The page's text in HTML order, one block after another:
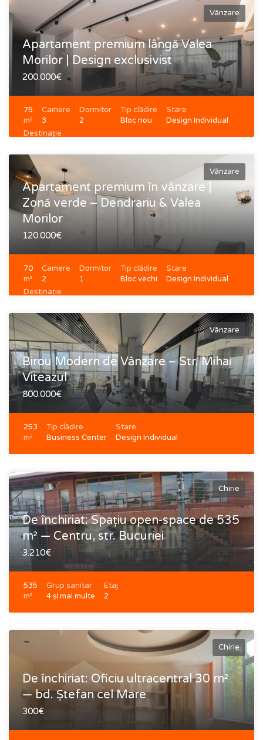
Vânzare
Apartament premium lângă Valea
Morilor | Design exclusivist
200.000€
75
m²
Camere
3
Dormitor
2
Tip clădire
Bloc nou
Stare
Design Individual
Destinație
Vânzare
Apartament premium în vânzare |
Zonă verde – Dendrariu & Valea
Morilor
120.000€
70
m²
Camere
2
Dormitor
1
Tip clădire
Bloc vechi
Stare
Design Individual
Destinație
Vânzare
Birou Modern de Vânzare – Str. Mihai
Viteazul
800.000€
253
m²
Tip clădire
Business Center
Stare
Design Individual
Chirie
De închiriat: Spațiu open-space de 535
m² — Centru, str. Bucuriei
3.210€
535
m²
Grup sanitar
4 și mai multe
Etaj
2
Chirie
De închiriat: Oficiu ultracentral 30 m²
— bd. Ștefan cel Mare
300€